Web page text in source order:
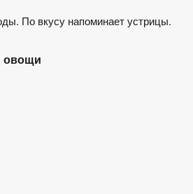
По вкусу напоминает устрицы.
овощи